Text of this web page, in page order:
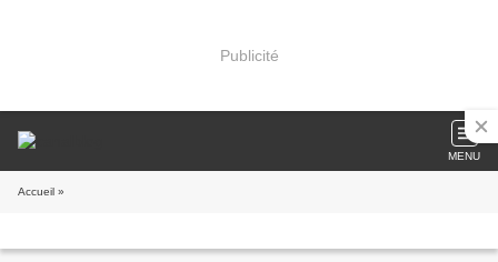
Publicité
MENU
Accueil »